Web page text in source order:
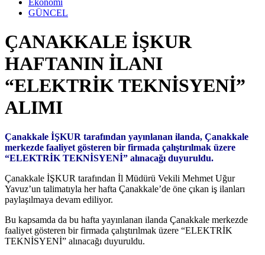
Ekonomi
GÜNCEL
ÇANAKKALE İŞKUR
HAFTANIN İLANI
“ELEKTRİK TEKNİSYENİ”
ALIMI
Çanakkale İŞKUR tarafından yayınlanan ilanda, Çanakkale
merkezde faaliyet gösteren bir firmada çalıştırılmak üzere
“ELEKTRİK TEKNİSYENİ” alınacağı duyuruldu.
Çanakkale İŞKUR tarafından İl Müdürü Vekili Mehmet Uğur
Yavuz’un talimatıyla her hafta Çanakkale’de öne çıkan iş ilanları
paylaşılmaya devam ediliyor.
Bu kapsamda da bu hafta yayınlanan ilanda Çanakkale merkezde
faaliyet gösteren bir firmada çalıştırılmak üzere “ELEKTRİK
TEKNİSYENİ” alınacağı duyuruldu.